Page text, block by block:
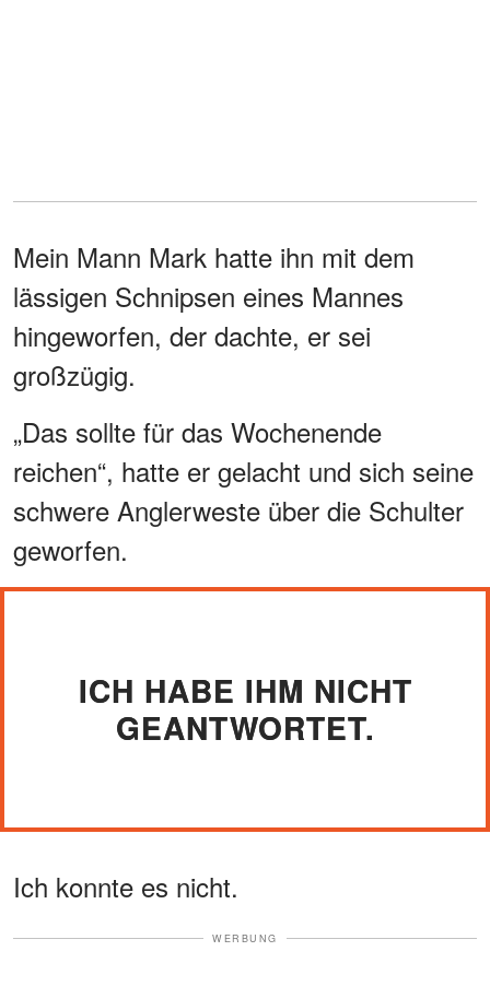
Mein Mann Mark hatte ihn mit dem
lässigen Schnipsen eines Mannes
hingeworfen, der dachte, er sei
großzügig.
„Das sollte für das Wochenende
reichen“, hatte er gelacht und sich seine
schwere Anglerweste über die Schulter
geworfen.
ICH HABE IHM NICHT
GEANTWORTET.
Ich konnte es nicht.
WERBUNG